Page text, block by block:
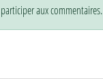
aux commentaires.